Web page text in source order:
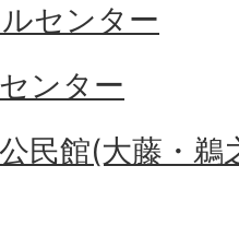
センター
ンター
民館(大藤・鵜